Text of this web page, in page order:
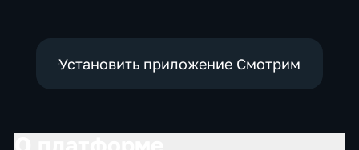
Установить приложение Смотрим